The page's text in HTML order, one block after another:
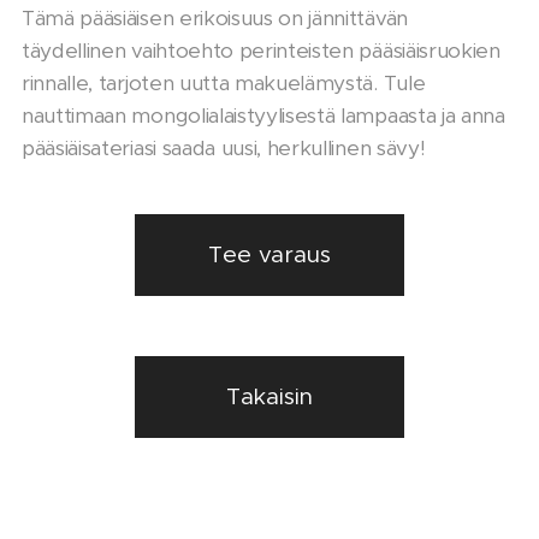
Tämä pääsiäisen erikoisuus on jännittävän
täydellinen vaihtoehto perinteisten pääsiäisruokien
rinnalle, tarjoten uutta makuelämystä. Tule
nauttimaan mongolialaistyylisestä lampaasta ja anna
pääsiäisateriasi saada uusi, herkullinen sävy!
Tee varaus
Takaisin